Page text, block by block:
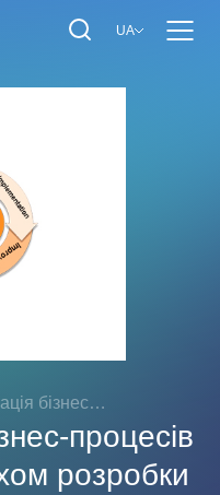
UA
бізнес-проц...
процесів
розробки